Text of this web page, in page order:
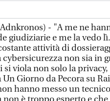
- "A me ne
giudiziarie e me la vedo
attività di
cybersicurezza non sia in
si viola non solo la
Giorno da Pecora su
hanno messo un